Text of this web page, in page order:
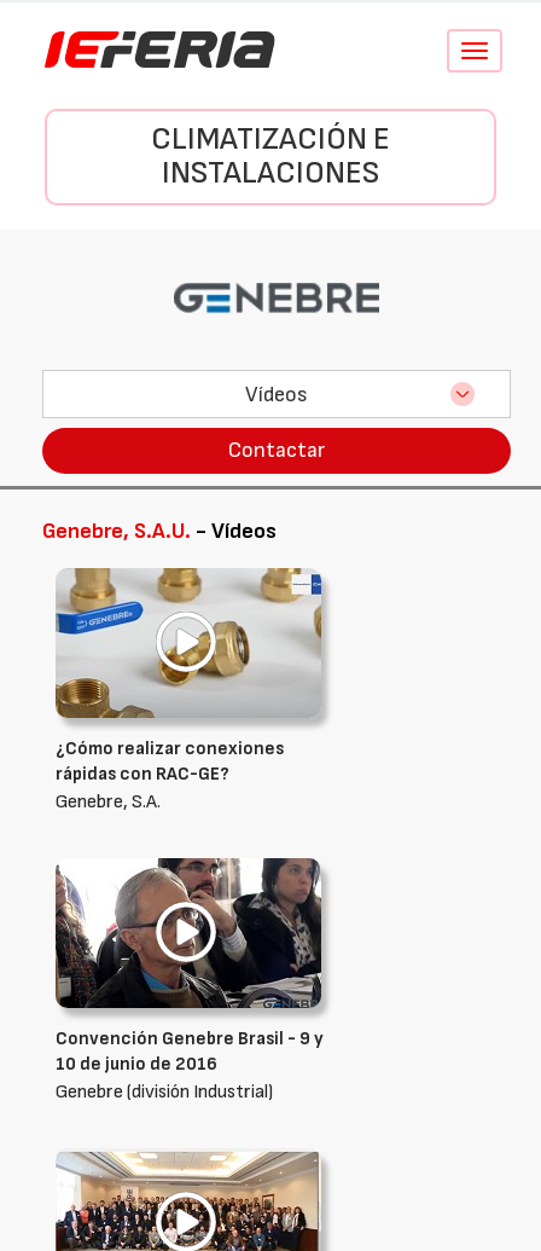
Conmutar
CLIMATIZACIÓN E
INSTALACIONES
Vídeos
Contactar
Genebre, S.A.U. - Vídeos
¿Cómo realizar conexiones
rápidas con RAC-GE?
Genebre, S.A.
Convención Genebre Brasil - 9 y
10 de junio de 2016
Genebre (división Industrial)